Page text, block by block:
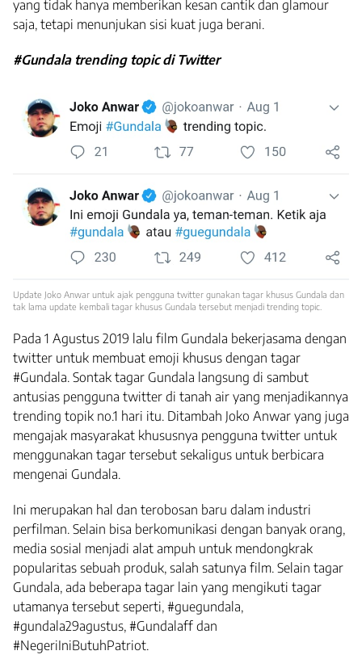
yang tidak hanya memberikan kesan cantik dan glamour
saja, tetapi menunjukan sisi kuat juga berani.
#Gundala trending topic di Twitter
Update Joko Anwar untuk ajak pengguna twitter gunakan tagar khusus Gundala dan
tak lama update kembali tagar khusus Gundala tersebut menjadi trending topic.
Pada 1 Agustus 2019 lalu film Gundala bekerjasama dengan
twitter untuk membuat emoji khusus dengan tagar
#Gundala. Sontak tagar Gundala langsung di sambut
antusias pengguna twitter di tanah air yang menjadikannya
trending topik no.1 hari itu. Ditambah Joko Anwar yang juga
mengajak masyarakat khususnya pengguna twitter untuk
menggunakan tagar tersebut sekaligus untuk berbicara
mengenai Gundala.
Ini merupakan hal dan terobosan baru dalam industri
perfilman. Selain bisa berkomunikasi dengan banyak orang,
media sosial menjadi alat ampuh untuk mendongkrak
popularitas sebuah produk, salah satunya film. Selain tagar
Gundala, ada beberapa tagar lain yang mengikuti tagar
utamanya tersebut seperti, #guegundala,
#gundala29agustus, #Gundalaff dan
#NegeriIniButuhPatriot.